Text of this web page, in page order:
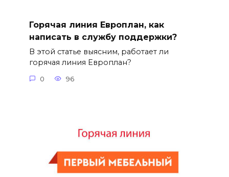
Горячая линия Европлан, как
написать в службу поддержки?
В этой статье выясним, работает ли
горячая линия Европлан?
0 96